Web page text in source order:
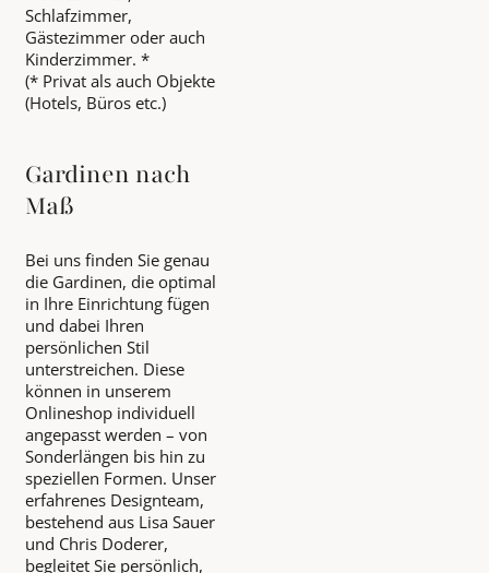
Schlafzimmer,
Gästezimmer oder auch
Kinderzimmer. *
(* Privat als auch Objekte
(Hotels, Büros etc.)
Gardinen nach
Maß
Bei uns finden Sie genau
die Gardinen, die optimal
in Ihre Einrichtung fügen
und dabei Ihren
persönlichen Stil
unterstreichen. Diese
können in unserem
Onlineshop individuell
angepasst werden – von
Sonderlängen bis hin zu
speziellen Formen. Unser
erfahrenes Designteam,
bestehend aus Lisa Sauer
und Chris Doderer,
begleitet Sie persönlich,